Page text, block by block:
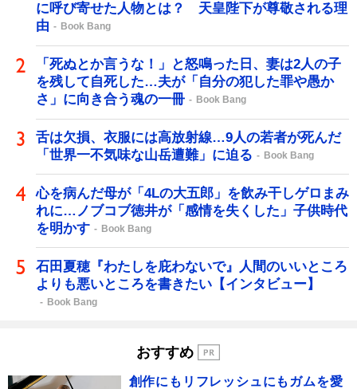
に呼び寄せた人物とは？ 天皇陛下が尊敬される理
由
Book Bang
「死ぬとか言うな！」と怒鳴った日、妻は2人の子
を残して自死した…夫が「自分の犯した罪や愚か
さ」に向き合う魂の一冊
Book Bang
舌は欠損、衣服には高放射線…9人の若者が死んだ
「世界一不気味な山岳遭難」に迫る
Book Bang
心を病んだ母が「4Lの大五郎」を飲み干しゲロまみ
れに…ノブコブ徳井が「感情を失くした」子供時代
を明かす
Book Bang
石田夏穂『わたしを庇わないで』人間のいいところ
よりも悪いところを書きたい【インタビュー】
Book Bang
おすすめ
創作にもリフレッシュにもガムを愛